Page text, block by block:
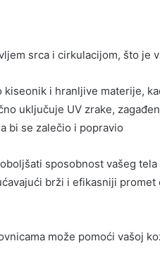
srca i cirkulacijom, što je
i hranljive materije,
uključuje UV zrake,
bi se zalečio i popravio
sposobnost vašeg
brži i efikasniji promet
može pomoći vašoj